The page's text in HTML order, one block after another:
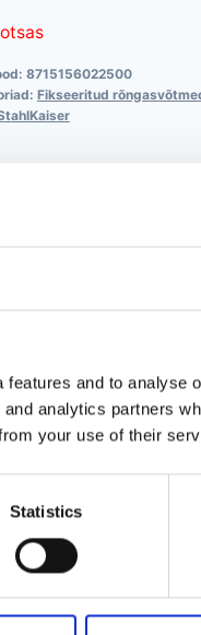
and to analyse
analytics partners
your use of their
Statistics
8715156022500
Fikseeritud
hoiukotis,